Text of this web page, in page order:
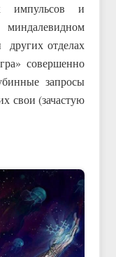
импульсов и
других отделах
совершенно
запросы
свои (зачастую